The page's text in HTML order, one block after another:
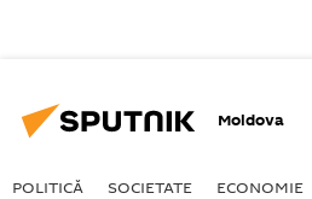
Moldova
POLITICĂ SOCIETATE ECONOMIE